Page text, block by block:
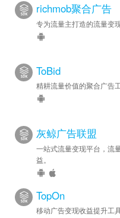
richmob聚合广告
专为流量主打造的流量变
ToBid
精耕流量价值的聚合广告
灰鲸广告联盟
一站式流量变现平台，流
益。
TopOn
移动广告变现收益提升工